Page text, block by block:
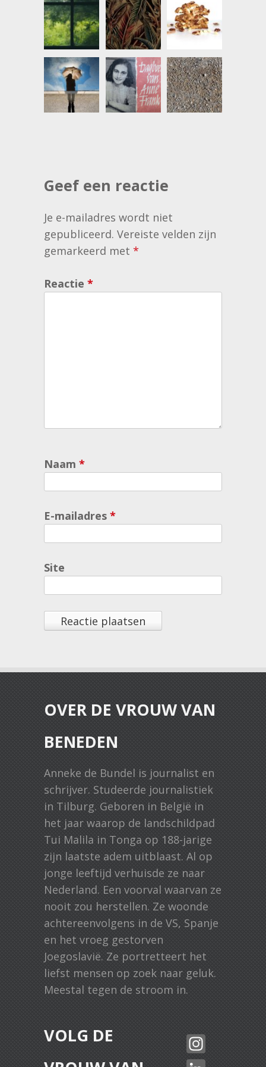
Geef een reactie
Je e-mailadres wordt niet
gepubliceerd. Vereiste velden zijn
gemarkeerd met *
Reactie *
Naam *
E-mailadres *
Site
OVER DE VROUW VAN
BENEDEN
Anneke de Bundel is journalist en
schrijver. Studeerde journalistiek
in Tilburg. Geboren in België in
het jaar waarop de landschildpad
Tui Malila in Tonga op 188-jarige
zijn laatste adem uitblaast. Al op
jonge leeftijd verhuisde ze naar
Nederland. Een voorval waarvan ze
nooit zou herstellen. Ze woonde
achtereenvolgens in de VS, Spanje
en het vroeg gestorven
Joegoslavië. Ze portretteert het
liefst mensen op zoek naar geluk.
Meestal tegen de stroom in.
VOLG DE
In